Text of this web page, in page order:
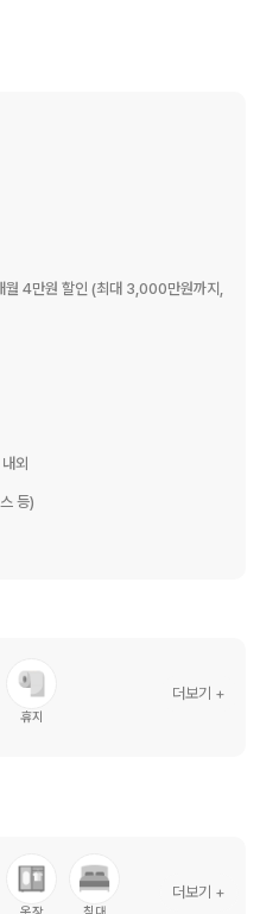
4만원 할인 (최대 3,000만원까지,
외
등)
구/가전 풀옵션)
휴지
더보기 +
더보기 +